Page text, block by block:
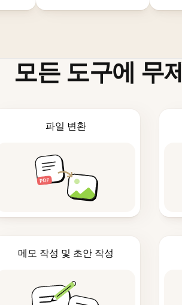
모든 도구에 무
파일 변환
메모 작성 및 초안 작성